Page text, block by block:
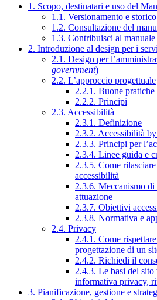
1. Scopo, destinatari e uso del
1.1. Versionamento e storico
1.2. Consultazione del
1.3. Contribuisci al manuale
2. Introduzione al design per i
2.1. Design per
government)
2.2. L’approccio progettuale
2.2.1. Buone pratiche
2.2.2. Principi
2.3. Accessibilità
2.3.1. Definizione
2.3.2. Accessibilità
2.3.3. Principi per
2.3.4. Linee guida e
2.3.5. Come
accessibilità
2.3.6. Meccanismo
attuazione
2.3.7. Obiettivi
2.3.8. Normativa e
2.4. Privacy
2.4.1. Come
progettazione di un
2.4.2. Richiedi il
2.4.3. Le basi del sito
informativa privacy,
3. Pianificazione, gestione e